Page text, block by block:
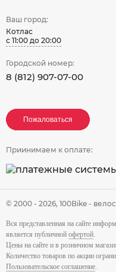
Ваш город:
Котлас
с 11:00 до 20:00
Городской номер:
8 (812) 907-07-00
Пожаловаться
Пожаловаться
Пожаловаться
Приинимаем к оплате:
© 2000 - 2026, 100Bike -
Вся представленная на сайте
является публичной офертой.
Цены на сайте и в розничном
Количество товаров по акции
Пользовательское соглашение.